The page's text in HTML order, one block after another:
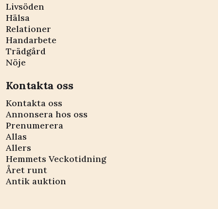
Livsöden
Hälsa
Relationer
Handarbete
Trädgård
Nöje
Kontakta oss
Kontakta oss
Annonsera hos oss
Prenumerera
Allas
Allers
Hemmets Veckotidning
Året runt
Antik auktion